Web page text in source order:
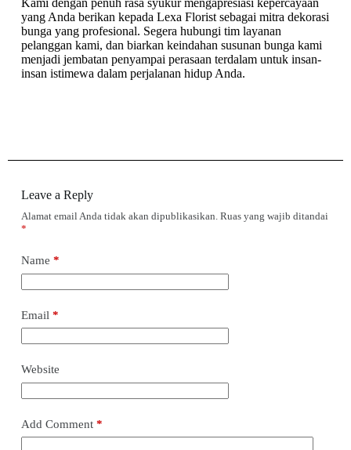
Kami dengan penuh rasa syukur mengapresiasi kepercayaan
yang Anda berikan kepada Lexa Florist sebagai mitra dekorasi
bunga yang profesional. Segera hubungi tim layanan
pelanggan kami, dan biarkan keindahan susunan bunga kami
menjadi jembatan penyampai perasaan terdalam untuk insan-
insan istimewa dalam perjalanan hidup Anda.
Leave a Reply
Alamat email Anda tidak akan dipublikasikan. Ruas yang wajib ditandai
*
Name *
Email *
Website
Add Comment*